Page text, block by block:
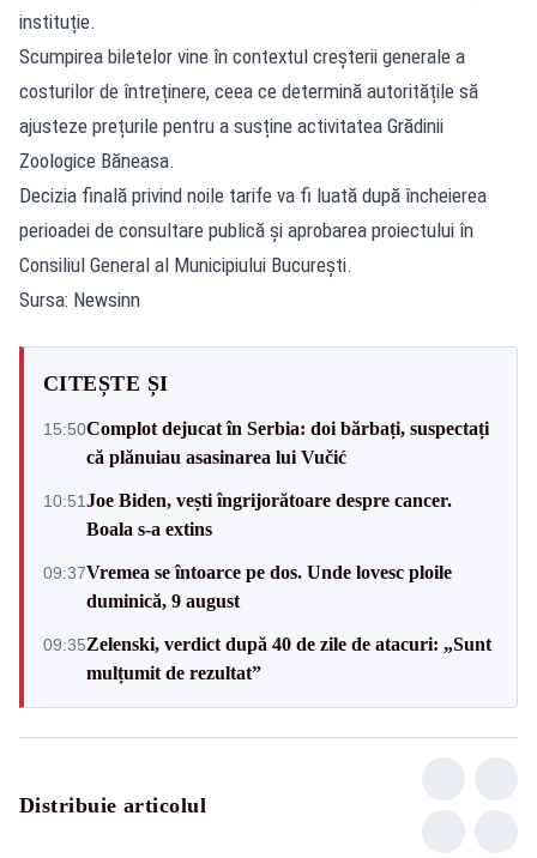
instituție.
Scumpirea biletelor vine în contextul creșterii generale a
costurilor de întreținere, ceea ce determină autoritățile să
ajusteze prețurile pentru a susține activitatea Grădinii
Zoologice Băneasa.
Decizia finală privind noile tarife va fi luată după încheierea
perioadei de consultare publică și aprobarea proiectului în
Consiliul General al Municipiului București.
Sursa: Newsinn
CITEȘTE ȘI
15:50Complot dejucat în Serbia: doi bărbați, suspectați
că plănuiau asasinarea lui Vučić
10:51Joe Biden, vești îngrijorătoare despre cancer.
Boala s-a extins
09:37Vremea se întoarce pe dos. Unde lovesc ploile
duminică, 9 august
09:35Zelenski, verdict după 40 de zile de atacuri: „Sunt
mulțumit de rezultat”
Distribuie articolul